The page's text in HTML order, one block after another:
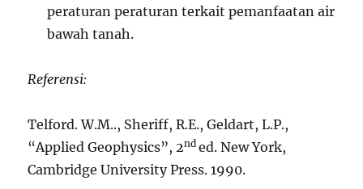
peraturan peraturan terkait pemanfaatan air
bawah tanah.
Referensi:
Telford. W.M.., Sheriff, R.E., Geldart, L.P.,
“Applied Geophysics”, 2nd ed. New York,
Cambridge University Press. 1990.